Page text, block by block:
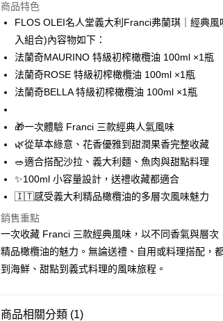
3 期 0 利率 每期 NT$893
合作金庫商業銀行
華南商業銀行
彰化商業銀行
國泰世華商業銀行
兆豐國際商業銀行
臺灣中小企業銀行
台中商業銀行
聯邦商業銀行
遠東國際商業銀行
元大商業銀行
永豐商業銀行
台新國際商業銀行
中國信託商業銀行
台灣樂天信用卡公司
6 期 0 利率 每期NT$446
合作金庫商業銀行
第一商業銀行
華南商業銀行
彰化商業銀行
上海商業儲蓄銀行
台北富邦商業銀行
匯豐（台灣）商業銀行
華泰商業銀行
聯邦商業銀行
遠東國際商業銀行
元大商業銀行
永豐商業銀行
玉山商業銀行
星展（台灣）商業
台新國際商業銀行
台灣樂天信用卡公司
LINE Pay
Apple Pay
街口支付
悠遊付
全盈+PAY
ATM付款
運送方式
商品特色
FLOS OLEI名人堂義大利Franci弗蘭琪｜經典風
入組合)內容物如下：
法蘭奇MAURINO 特級初榨橄欖油 100ml ×1瓶
法蘭奇ROSE 特級初榨橄欖油 100ml ×1瓶
法蘭奇BELLA 特級初榨橄欖油 100ml ×1瓶
🎁一次體驗 Franci 三款經典人氣風味
🌿從草本綠意、花香優雅到甜潤果香完整收藏
🥗適合搭配沙拉、義大利麵、魚肉與甜點料理
✨100ml 小容量設計，送禮收藏都適合
🇮🇹感受義大利精品橄欖油的多層次風味魅力
銷售重點
一次收藏 Franci 三款經典風味，以不同香氣與層次
精品橄欖油的魅力。無論送禮、自用或料理搭配，
到海鮮、甜點到義式料理的風味旅程。
商品相關分類 (1)